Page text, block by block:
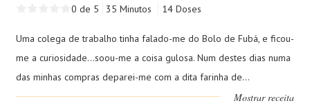
0 de 5 35 Minutos 14 Doses
Uma colega de trabalho tinha falado-me do Bolo de Fubá, e ficou-
me a curiosidade...soou-me a coisa gulosa. Num destes dias numa
das minhas compras deparei-me com a dita farinha de...
Mostrar receita